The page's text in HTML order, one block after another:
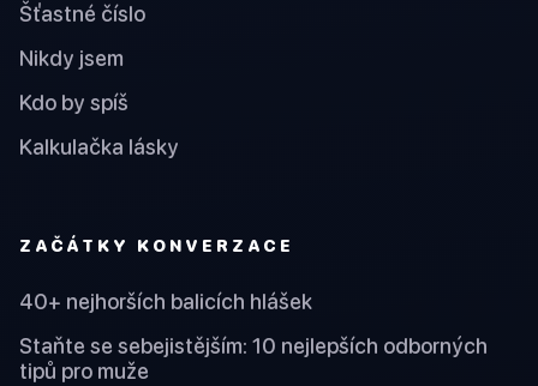
Šťastné číslo
Nikdy jsem
Kdo by spíš
Kalkulačka lásky
ZAČÁTKY KONVERZACE
40+ nejhorších balicích hlášek
Staňte se sebejistějším: 10 nejlepších odborných
tipů pro muže